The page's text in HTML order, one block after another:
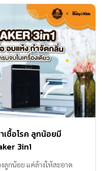
ชื้อโรค ลูกน้อยมี
3in1
ลูกน้อย แค่ล้างให้สะอาด